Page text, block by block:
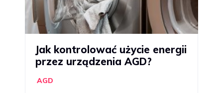
Jak kontrolować użycie energii
przez urządzenia AGD?
AGD